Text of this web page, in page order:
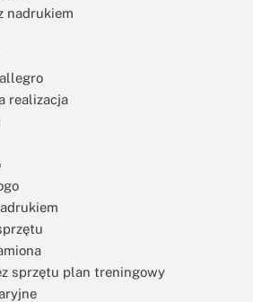
nadrukiem
realizacja
sprzętu plan treningowy